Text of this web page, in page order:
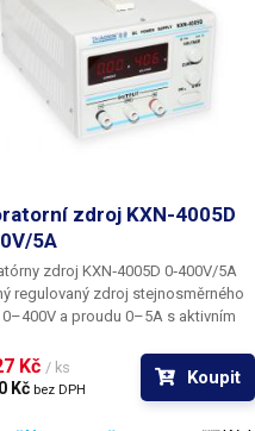
zdroj KXN-4005D
5A
zdroj KXN‑4005D 0‑400V/5A
regulovaný zdroj stejnosměrného
a proudu 0–5A s aktivním
svorkách předurčuje zdroj k
specifických laboratorních
nebo například testování a vývoj
Kč / ks
Kč bez DPH
Koupit